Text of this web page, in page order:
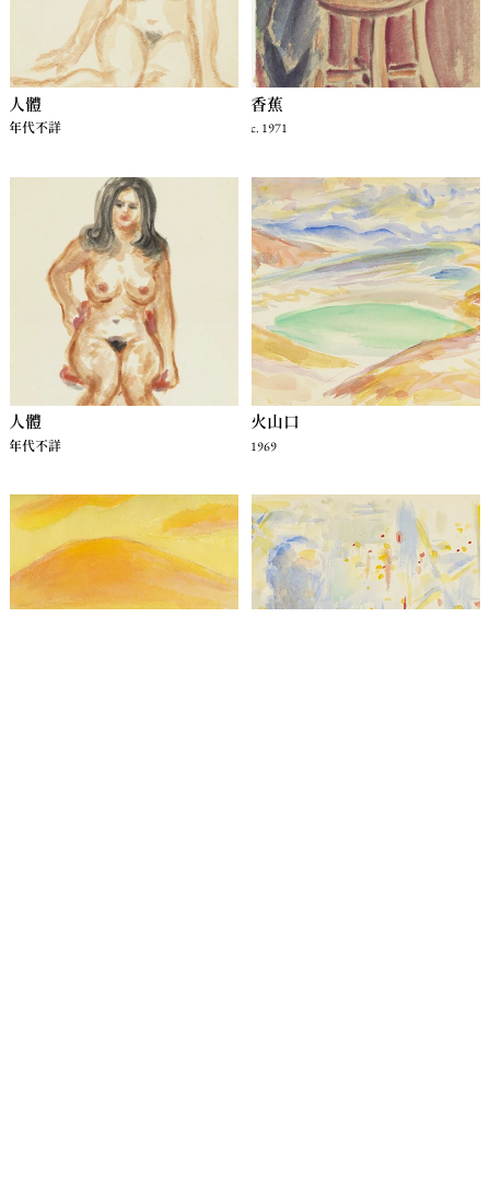
人體
年代不詳
香蕉
c. 1971
人體
年代不詳
火山口
1969